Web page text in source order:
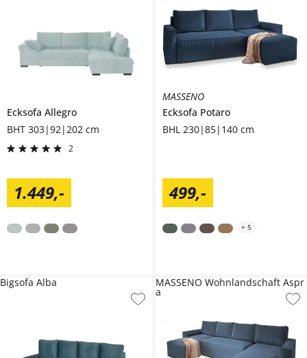
Ecksofa Allegro
BHT 303|92|202 cm
2
1.449,-
MASSENO
Ecksofa Potaro
BHL 230|85|140 cm
499,-
+ 5
Bigsofa Alba MASSENO Wohnlandschaft Aspr
a